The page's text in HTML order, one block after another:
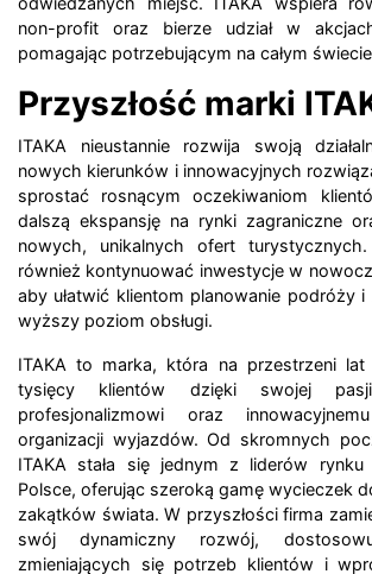
non-profit oraz bierze udział w
pomagając potrzebującym na całym
Przyszłość marki
ITAKA nieustannie rozwija swoją
nowych kierunków i innowacyjnych
sprostać rosnącym oczekiwaniom
dalszą ekspansję na rynki zagraniczne
nowych, unikalnych ofert turystycznych.
również kontynuować inwestycje w
aby ułatwić klientom planowanie podróży
wyższy poziom obsługi.
ITAKA to marka, która na przestrzeni lat
tysięcy klientów dzięki swojej
profesjonalizmowi oraz
organizacji wyjazdów. Od skromnych
ITAKA stała się jednym z liderów
Polsce, oferując szeroką gamę wycieczek
zakątków świata. W przyszłości firma
swój dynamiczny rozwój,
zmieniających się potrzeb klientów i